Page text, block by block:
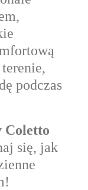
podczas
Coletto
się, jak